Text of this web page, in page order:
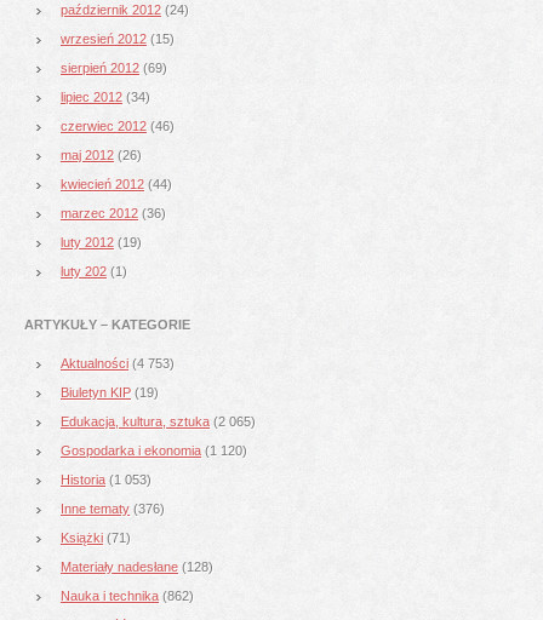
październik 2012 (24)
wrzesień 2012 (15)
sierpień 2012 (69)
lipiec 2012 (34)
czerwiec 2012 (46)
maj 2012 (26)
kwiecień 2012 (44)
marzec 2012 (36)
luty 2012 (19)
luty 202 (1)
ARTYKUŁY – KATEGORIE
Aktualności (4 753)
Biuletyn KIP (19)
Edukacja, kultura, sztuka (2 065)
Gospodarka i ekonomia (1 120)
Historia (1 053)
Inne tematy (376)
Książki (71)
Materiały nadesłane (128)
Nauka i technika (862)